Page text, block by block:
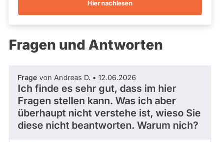
Kandidaturen
und
Mandaten
nicht
berücksichtigt.
Hier nachlesen
Fragen und Antworten
Frage von Andreas D. • 12.06.2026
Ich finde es sehr gut, dass im hier
Fragen stellen kann. Was ich aber
überhaupt nicht verstehe ist, wieso Sie
diese nicht beantworten. Warum nich?